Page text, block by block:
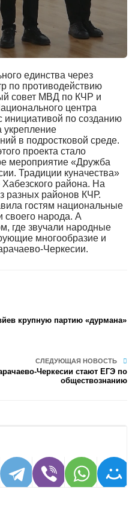
единства через
по противодействию
совет МВД по КЧР и
центра
по созданию
укрепление
в подростковой среде.
проекта стало
мероприятие «Дружба
Традиции куначества»
района. На
разных районов КЧР.
гостям национальные
своего народа. А
где звучали народные
многообразие и
Черкесии.
крупную партию «дурмана»
СЛЕДУЮЩАЯ НОВОСТЬ
Черкесии стают ЕГЭ по
обществознанию